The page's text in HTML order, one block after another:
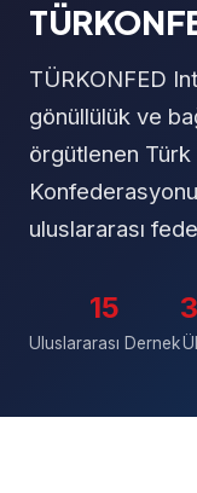
TÜRKONFED
gönüllülük ve
örgütlenen Türk
uluslararası
15
Uluslararası Dernek